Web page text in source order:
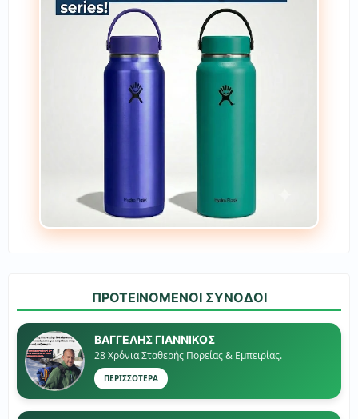
ΠΡΟΤΕΙΝΟΜΕΝΟΙ ΣΥΝΟΔΟΙ
ΒΑΓΓΕΛΗΣ ΓΙΑΝΝΙΚΟΣ
28 Χρόνια Σταθερής Πορείας & Εμπειρίας.
ΠΕΡΙΣΣΟΤΕΡΑ